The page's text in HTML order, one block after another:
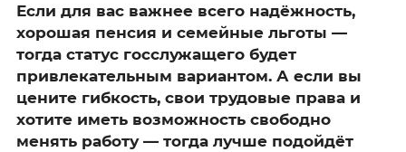
Если для вас важнее всего надёжность,
хорошая пенсия и семейные льготы —
тогда статус госслужащего будет
привлекательным вариантом. А если вы
цените гибкость, свои трудовые права и
хотите иметь возможность свободно
менять работу — тогда лучше подойдёт